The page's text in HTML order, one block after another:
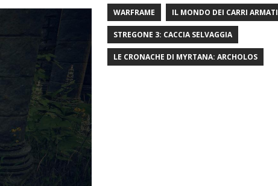
WARFRAME IL MONDO DEI CARRI ARMATI
STREGONE 3: CACCIA SELVAGGIA
LE CRONACHE DI MYRTANA: ARCHOLOS